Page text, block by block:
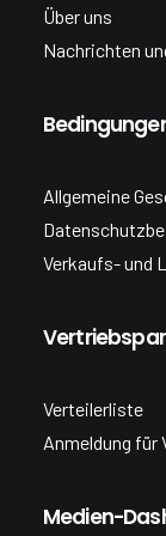
Über uns
Nachrichten
Allgemeine
Verkaufs- und
Verteilerliste
Anmeldung für
Medien-